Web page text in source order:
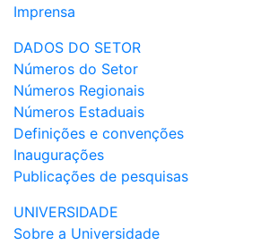
Imprensa
DADOS DO SETOR
Números do Setor
Números Regionais
Números Estaduais
Definições e convenções
Inaugurações
Publicações de pesquisas
UNIVERSIDADE
Sobre a Universidade